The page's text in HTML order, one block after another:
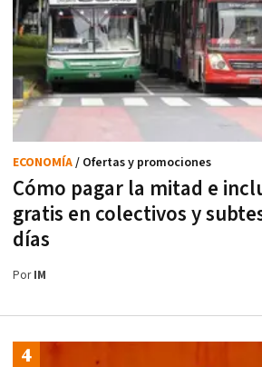
Cómo pagar la mitad e
gratis en colectivos y
días
ECONOMÍA/ Ofertas y promociones
PorIM